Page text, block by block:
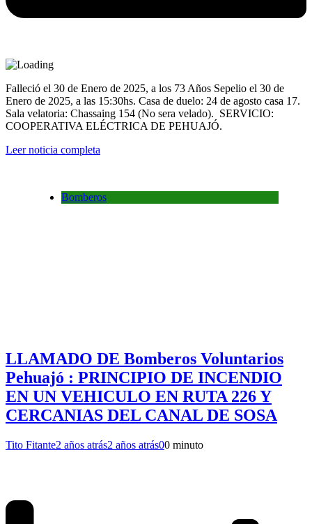
Falleció el 30 de Enero de 2025, a los 73 Años Sepelio el 30 de
Enero de 2025, a las 15:30hs. Casa de duelo: 24 de agosto casa 17.
Sala velatoria: Chassaing 154 (No sera velado). SERVICIO:
COOPERATIVA ELÉCTRICA DE PEHUAJÓ.
Leer noticia completa
Bomberos
LLAMADO DE Bomberos Voluntarios
Pehuajó : PRINCIPIO DE INCENDIO
EN UN VEHICULO EN RUTA 226 Y
CERCANIAS DEL CANAL DE SOSA
Tito Fitante2 años atrás2 años atrás00 minuto